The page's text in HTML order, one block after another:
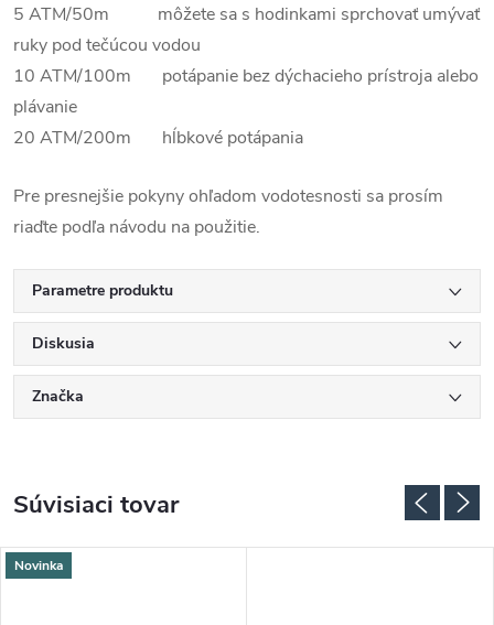
5 ATM/50m môžete sa s hodinkami sprchovať umývať
ruky pod tečúcou vodou
10 ATM/100m potápanie bez dýchacieho prístroja alebo
plávanie
20 ATM/200m hĺbkové potápania
Pre presnejšie pokyny ohľadom vodotesnosti sa prosím
riaďte podľa návodu na použitie.
Parametre produktu
Diskusia
Značka
Súvisiaci tovar
Novinka